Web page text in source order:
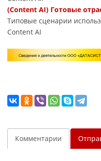
(Content AI) Готовые
Типовые сценарии
Content AI
Комментарии